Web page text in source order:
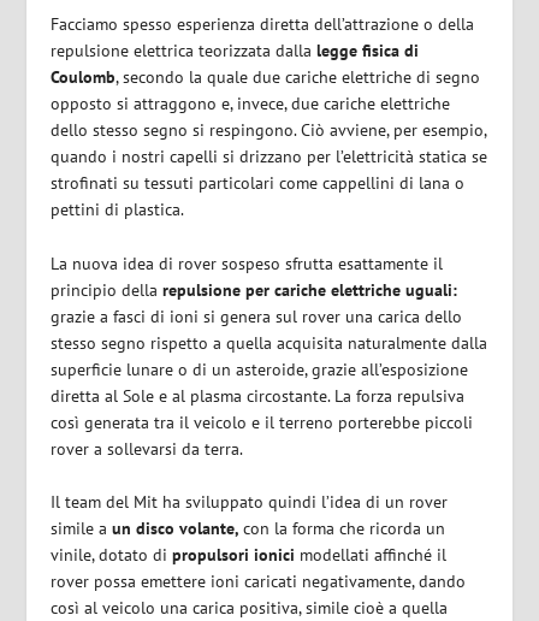
Facciamo spesso esperienza diretta dell’attrazione o della
repulsione elettrica teorizzata dallalegge fisica di
Coulomb, secondo la quale due cariche elettriche di segno
opposto si attraggono e, invece, due cariche elettriche
dello stesso segno si respingono. Ciò avviene, per esempio,
quando i nostri capelli si drizzano per l’elettricità statica se
strofinati su tessuti particolari come cappellini di lana o
pettini di plastica.
La nuova idea di rover sospeso sfrutta esattamente il
principio dellarepulsione per cariche elettriche uguali:
grazie a fasci di ioni si genera sul rover una carica dello
stesso segno rispetto a quella acquisita naturalmente dalla
superficie lunare o di un asteroide, grazie all’esposizione
diretta al Sole e al plasma circostante. La forza repulsiva
così generata tra il veicolo e il terreno porterebbe piccoli
rover a sollevarsi da terra.
Il team del Mit ha sviluppato quindi l’idea di un rover
simile aun disco volante,con la forma che ricorda un
vinile, dotato dipropulsori ionici modellati affinché il
rover possa emettere ioni caricati negativamente, dando
così al veicolo una carica positiva, simile cioè a quella